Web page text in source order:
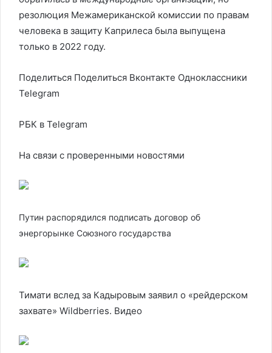
резолюция Межамериканской комиссии по правам
человека в защиту Каприлеса была выпущена
только в 2022 году.
Поделиться Поделиться Вконтакте Одноклассники
Telegram
РБК в Telegram
На связи с проверенными новостями
Путин распорядился подписать договор об
энергорынке Союзного государства
Тимати вслед за Кадыровым заявил о «рейдерском
захвате» Wildberries. Видео